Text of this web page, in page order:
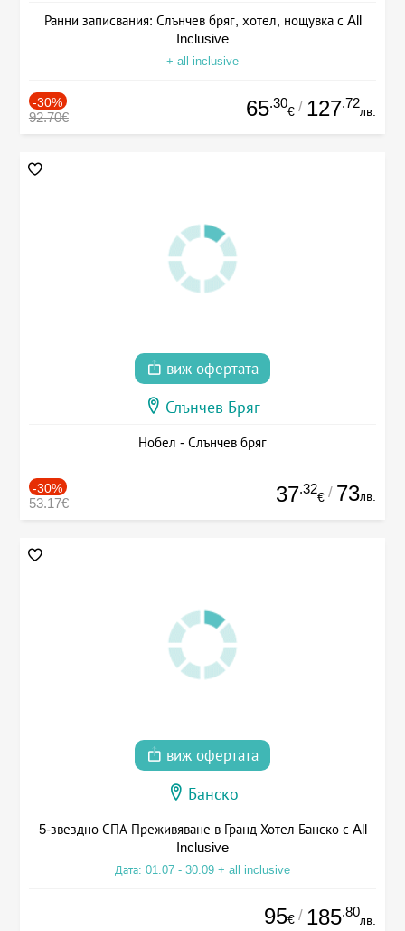
Ранни записвания: Слънчев бряг, хотел, нощувка с All
Inclusive
+ all inclusive
-30%
92.70€ 65.30
€ / 127.72
лв.
виж офертата
Слънчев Бряг
Нобел - Слънчев бряг
-30%
53.17€ 37.32
€ / 73лв.
виж офертата
Банско
5-звездно СПА Преживяване в Гранд Хотел Банско с All
Inclusive
Дата: 01.07 - 30.09 + all inclusive
95€ / 185.80
лв.